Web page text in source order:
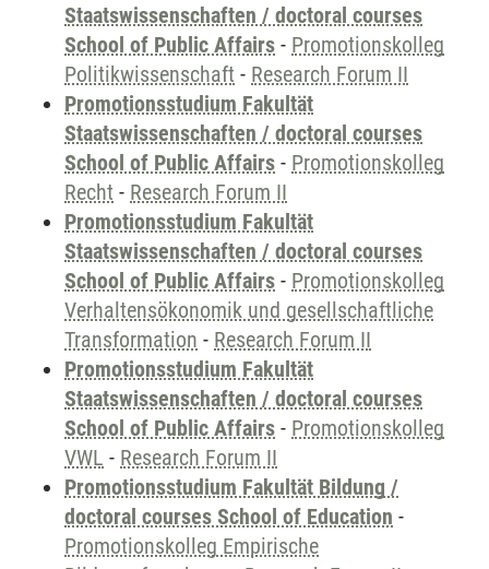
Staatswissenschaften / doctoral courses
School of Public Affairs - Promotionskolleg
Politikwissenschaft - Research Forum II
Promotionsstudium Fakultät
Staatswissenschaften / doctoral courses
School of Public Affairs - Promotionskolleg
Recht - Research Forum II
Promotionsstudium Fakultät
Staatswissenschaften / doctoral courses
School of Public Affairs - Promotionskolleg
Verhaltensökonomik und gesellschaftliche
Transformation - Research Forum II
Promotionsstudium Fakultät
Staatswissenschaften / doctoral courses
School of Public Affairs - Promotionskolleg
VWL - Research Forum II
Promotionsstudium Fakultät Bildung /
doctoral courses School of Education -
Promotionskolleg Empirische